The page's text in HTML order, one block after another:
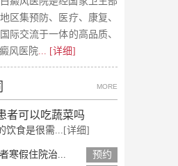
区集预防、医疗、康复、
际交流于一体的高品质、
风医院... [详细]
MORE
者可以吃蔬菜吗
饮食是很需... [详细]
寒假住院治... 预约